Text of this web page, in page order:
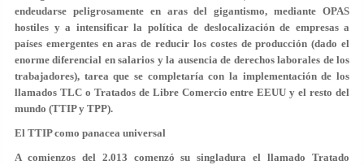
endeudarse peligrosamente en aras del gigantismo, mediante OPAS
hostiles y a intensificar la política de deslocalización de empresas a
países emergentes en aras de reducir los costes de producción (dado el
enorme diferencial en salarios y la ausencia de derechos laborales de los
trabajadores), tarea que se completaría con la implementación de los
llamados TLC o Tratados de Libre Comercio entre EEUU y el resto del
mundo (TTIP y TPP).
El TTIP como panacea universal
A comienzos del 2.013 comenzó su singladura el llamado Tratado